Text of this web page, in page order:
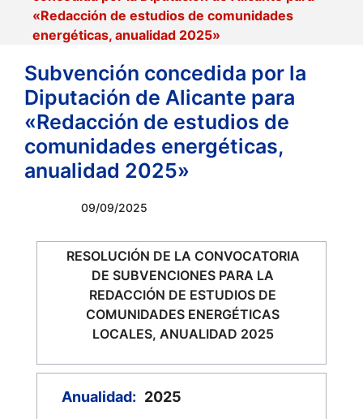
«Redacción de estudios de comunidades
energéticas, anualidad 2025»
Subvención concedida por la
Diputación de Alicante para
«Redacción de estudios de
comunidades energéticas,
anualidad 2025»
09/09/2025
RESOLUCIÓN DE LA CONVOCATORIA
DE SUBVENCIONES PARA LA
REDACCIÓN DE ESTUDIOS DE
COMUNIDADES ENERGÉTICAS
LOCALES, ANUALIDAD 2025
Anualidad: 2025